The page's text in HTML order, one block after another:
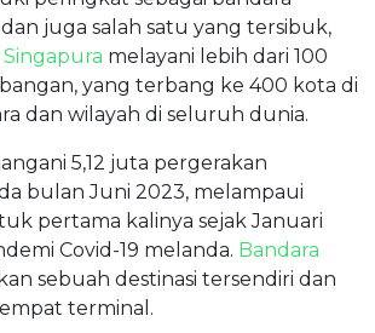
juga salah satu yang tersibuk,
Singapura melayani lebih dari 100
yang terbang ke 400 kota di
dan wilayah di seluruh dunia.
5,12 juta pergerakan
bulan Juni 2023, melampaui
pertama kalinya sejak Januari
Covid-19 melanda. Bandara
sebuah destinasi tersendiri dan
terminal.